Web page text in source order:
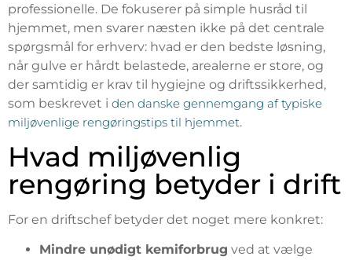
professionelle. De fokuserer på simple husråd til
hjemmet, men svarer næsten ikke på det centrale
spørgsmål for erhverv: hvad er den bedste løsning,
når gulve er hårdt belastede, arealerne er store, og
der samtidig er krav til hygiejne og driftssikkerhed,
som beskrevet i den danske gennemgang af typiske
miljøvenlige rengøringstips til hjemmet.
Hvad miljøvenlig
rengøring betyder i drift
For en driftschef betyder det noget mere konkret:
Mindre unødigt kemiforbrug ved at vælge